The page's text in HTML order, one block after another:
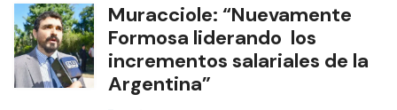
Muracciole: “Nuevamente
Formosa liderando los
incrementos salariales de la
Argentina”